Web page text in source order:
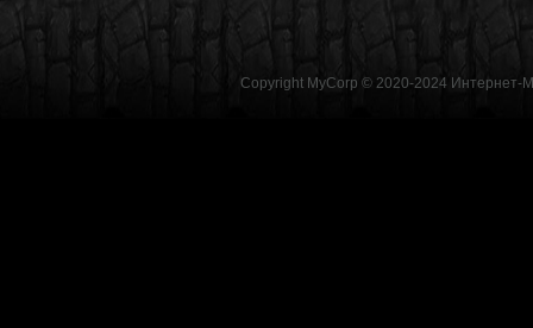
Copyright MyCorp © 2020-2024 Интернет-